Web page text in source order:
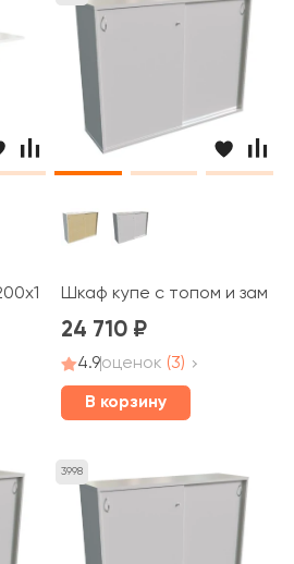
STEEL EVO
Шкаф купе с топом и замком
24 710
4.9оценок (3)
В корзину
3998